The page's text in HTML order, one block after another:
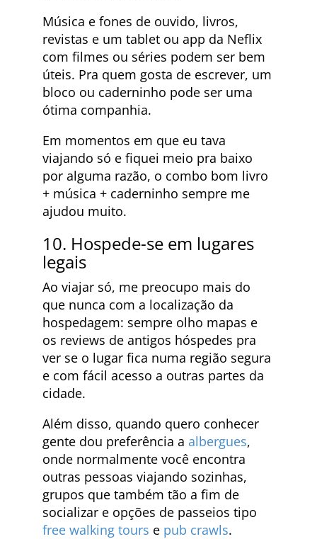
Música e fones de ouvido, livros,
revistas e um tablet ou app da Neflix
com filmes ou séries podem ser bem
úteis. Pra quem gosta de escrever, um
bloco ou caderninho pode ser uma
ótima companhia.
Em momentos em que eu tava
viajando só e fiquei meio pra baixo
por alguma razão, o combo bom livro
+ música + caderninho sempre me
ajudou muito.
10. Hospede-se em lugares
legais
Ao viajar só, me preocupo mais do
que nunca com a localização da
hospedagem: sempre olho mapas e
os reviews de antigos hóspedes pra
ver se o lugar fica numa região segura
e com fácil acesso a outras partes da
cidade.
Além disso, quando quero conhecer
gente dou preferência a albergues,
onde normalmente você encontra
outras pessoas viajando sozinhas,
grupos que também tão a fim de
socializar e opções de passeios tipo
free walking tours e pub crawls.